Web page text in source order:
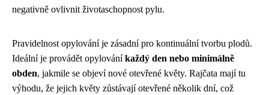
negativně ovlivnit životaschopnost pylu.
Pravidelnost opylování je zásadní pro kontinuální tvorbu plodů.
Ideální je provádět opylováníkaždý den nebo minimálně
obden, jakmile se objeví nové otevřené květy. Rajčata mají tu
výhodu, že jejich květy zůstávají otevřené několik dní, což